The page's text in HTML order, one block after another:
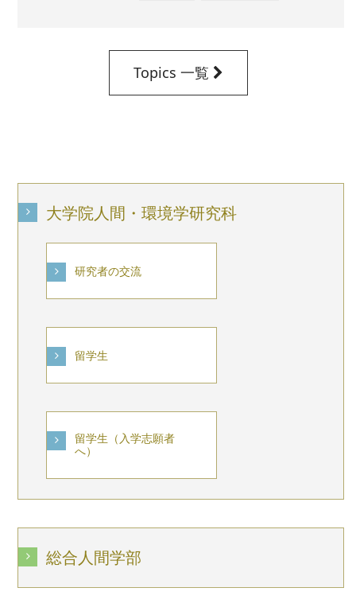
Topics 一覧
大学院人間・環境学研究科
研究者の交流
留学生
留学生（入学志願者
へ）
総合人間学部